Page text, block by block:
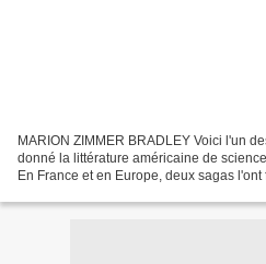
MARION ZIMMER BRADLEY Voici l'un
donné la littérature américaine de
En France et en Europe, deux sagas